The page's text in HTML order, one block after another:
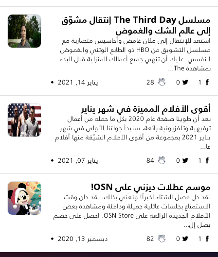
مسلسل The Third Day إنتقال مشوّق
إلى عالم الشك والغموض
استعد للإنتقال إلى مكان غامض وأحاسيس متضاربة مع
مسلسل التشويق من HBO ذو الطابع الوثني والغموض
النفسي. عليك أن تنهي جميع أعمالك المنزلية قبل البدء
بمشاهدة The...
يناير 14, 2021 •
أقوى الأفلام المميزة في شهر يناير
بعد أن طوينا صفحة عام 2020 بكل ما حمله من أعمال
ترفيهية وتلفزيونية رائعة، سنبدأ جولتنا الأولى في شهر
يناير 2021 بمجموعة من أقوى الأفلام الشيّقة منها أفلام
عا...
يناير 07, 2021 •
موسم عطلات ديزني على OSN!
لقد حل فصل الشتاء أخيراً! ونعني بذلك، لقد حان وقت
الاستمتاع بجلسات عائلية جميلة ودافئة ومشاهدة بعض
الأفلام الجديدة الرائعة على OSN Store. احصل على خصم
يصل إل...
ديسمبر 13, 2020 •